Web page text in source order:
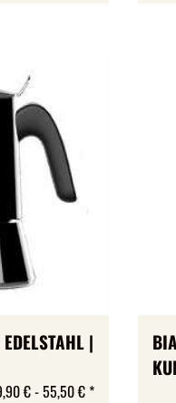
|
€ -55,50 € *